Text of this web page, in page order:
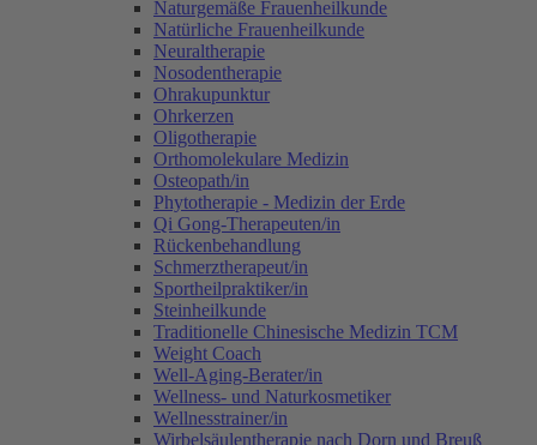
Naturgemäße Frauenheilkunde
Natürliche Frauenheilkunde
Neuraltherapie
Nosodentherapie
Ohrakupunktur
Ohrkerzen
Oligotherapie
Orthomolekulare Medizin
Osteopath/in
Phytotherapie - Medizin der Erde
Qi Gong-Therapeuten/in
Rückenbehandlung
Schmerztherapeut/in
Sportheilpraktiker/in
Steinheilkunde
Traditionelle Chinesische Medizin TCM
Weight Coach
Well-Aging-Berater/in
Wellness- und Naturkosmetiker
Wellnesstrainer/in
Wirbelsäulentherapie nach Dorn und Breuß